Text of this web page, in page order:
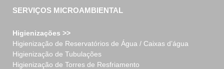
SERVIÇOS MICROAMBIENTAL
Higienizações >>
Higienização de Reservatórios de Água / Caixas d’água
Higienização de Tubulações
Higienização de Torres de Resfriamento